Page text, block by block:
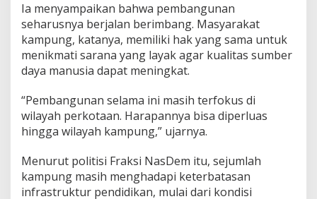
Ia menyampaikan bahwa pembangunan
seharusnya berjalan berimbang. Masyarakat
kampung, katanya, memiliki hak yang sama untuk
menikmati sarana yang layak agar kualitas sumber
daya manusia dapat meningkat.
“Pembangunan selama ini masih terfokus di
wilayah perkotaan. Harapannya bisa diperluas
hingga wilayah kampung,” ujarnya.
Menurut politisi Fraksi NasDem itu, sejumlah
kampung masih menghadapi keterbatasan
infrastruktur pendidikan, mulai dari kondisi